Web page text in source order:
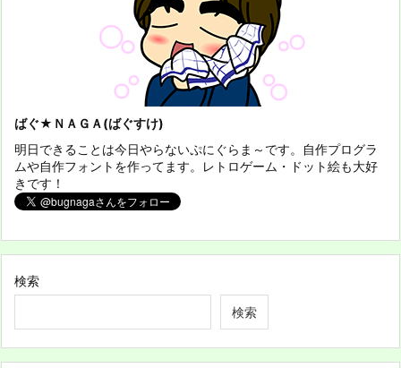
ばぐ★ＮＡＧＡ(ばぐすけ)
明日できることは今日やらないぷにぐらま～です。自作プログラ
ムや自作フォントを作ってます。レトロゲーム・ドット絵も大好
きです！
検索
検索